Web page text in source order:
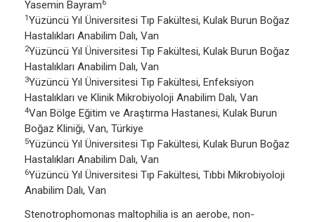
Yasemin Bayram6
1Yüzüncü Yıl Üniversitesi Tıp Fakültesi, Kulak Burun Boğaz
Hastalıkları Anabilim Dalı, Van
2Yüzüncü Yıl Üniversitesi Tıp Fakültesi, Kulak Burun Boğaz
Hastalıkları Anabilim Dalı, Van
3Yüzüncü Yıl Üniversitesi Tıp Fakültesi, Enfeksiyon
Hastalıkları ve Klinik Mikrobiyoloji Anabilim Dalı, Van
4Van Bölge Eğitim ve Araştırma Hastanesi, Kulak Burun
Boğaz Kliniği, Van, Türkiye
5Yüzüncü Yıl Üniversitesi Tıp Fakültesi, Kulak Burun Boğaz
Hastalıkları Anabilim Dalı, Van
6Yüzüncü Yıl Üniversitesi Tıp Fakültesi, Tıbbi Mikrobiyoloji
Anabilim Dalı, Van
Stenotrophomonas maltophilia is an aerobe, non-